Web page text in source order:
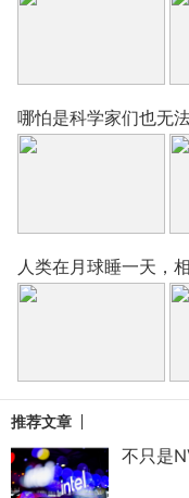
哪怕是科学家们也无
人类在月球睡一天，
推荐文章
不只是